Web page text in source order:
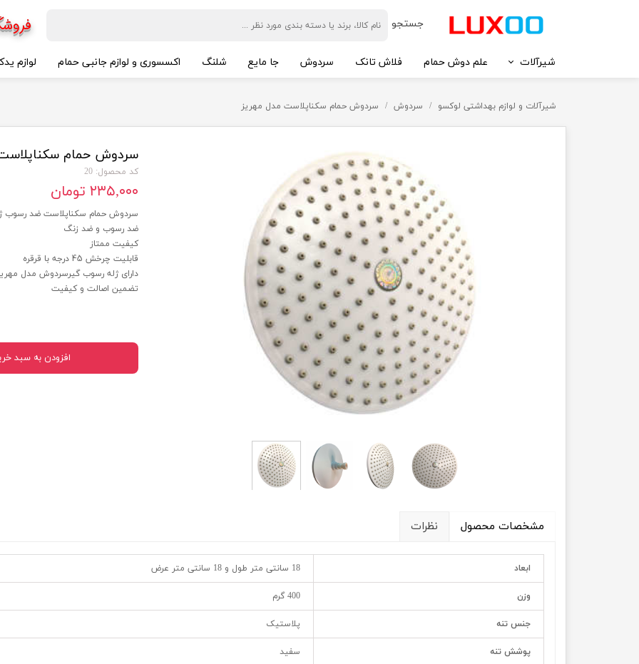
​جستجو
شیرآلات علم دوش حمام فلاش تانک سردوش جا مایع شلنگ اکسسوری و لوازم جانبی حمام لوازم
شیرآلات و لوازم بهداشتی لوکسو سردوش سردوش حمام سکناپلاست مدل مهریز
سردوش حمام
کد محصول: 20
۲۳۵,۰۰۰ تومان
سردوش حمام سکناپلاست ضد رسوب
ضد رسوب و ضد زنگ
کیفیت ممتاز
قابلیت چرخش 45 درجه با قرقره
دارای ژله رسوب گیرسردوش مدل
تضمین اصالت و کیفیت
افزودن به سبد
مشخصات محصول نظرات
ابعاد 18 سانتی متر طول و 18 سانتی متر عرض
وزن 400 گرم
جنس تنه پلاستیک
پوشش تنه سفید